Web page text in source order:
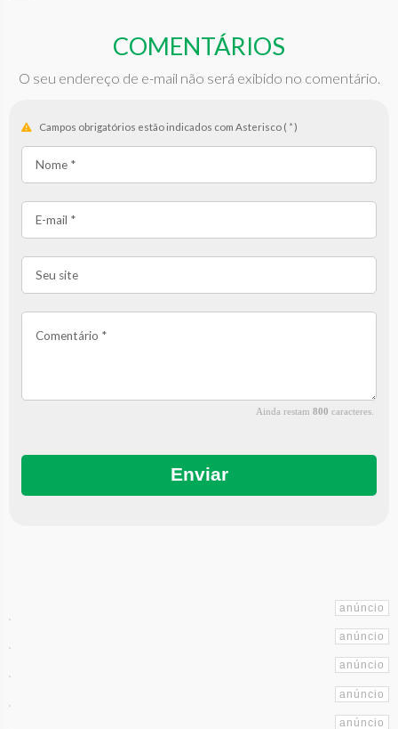
COMENTÁRIOS
O seu endereço de e-mail não será exibido no comentário.
Campos obrigatórios estão indicados com Asterisco ( *)
Ainda restam800 caracteres.
Enviar